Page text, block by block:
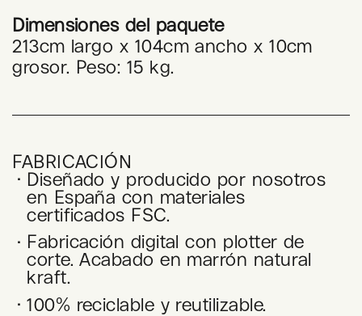
Dimensiones del paquete
213cm largo x 104cm ancho x 10cm
grosor. Peso: 15 kg.
FABRICACIÓN
Diseñado y producido por nosotros
en España con materiales
certificados FSC.
Fabricación digital con plotter de
corte. Acabado en marrón natural
kraft.
100% reciclable y reutilizable.